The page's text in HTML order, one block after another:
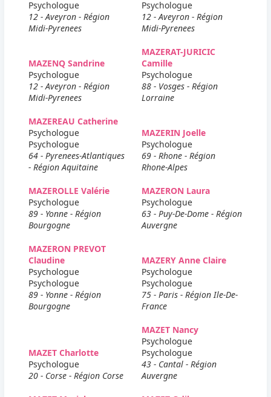
Psychologue
12 - Aveyron - Région
Midi-Pyrenees
Psychologue
12 - Aveyron - Région
Midi-Pyrenees
MAZENQ Sandrine
Psychologue
12 - Aveyron - Région
Midi-Pyrenees
MAZERAT-JURICIC
Camille
Psychologue
88 - Vosges - Région
Lorraine
MAZEREAU Catherine
Psychologue
Psychologue
64 - Pyrenees-Atlantiques
- Région Aquitaine
MAZERIN Joelle
Psychologue
69 - Rhone - Région
Rhone-Alpes
MAZEROLLE Valérie
Psychologue
89 - Yonne - Région
Bourgogne
MAZERON Laura
Psychologue
63 - Puy-De-Dome - Région
Auvergne
MAZERON PREVOT
Claudine
Psychologue
Psychologue
89 - Yonne - Région
Bourgogne
MAZERY Anne Claire
Psychologue
Psychologue
75 - Paris - Région Ile-De-
France
MAZET Charlotte
Psychologue
20 - Corse - Région Corse
MAZET Nancy
Psychologue
Psychologue
43 - Cantal - Région
Auvergne